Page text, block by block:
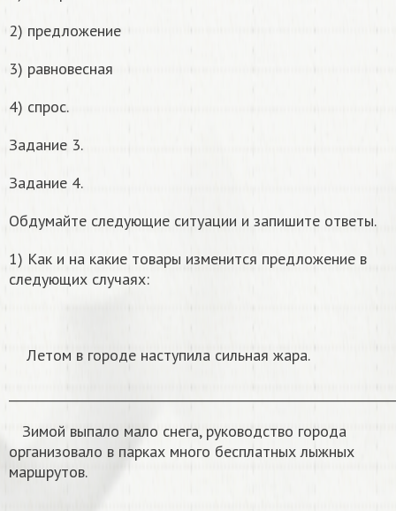
2) предложение
3) равновесная
4) спрос.
Задание 3.
Задание 4.
Обдумайте следующие ситуации и запишите ответы.
1) Как и на какие товары изменится предложение в
следующих случаях:
Летом в городе наступила сильная жара.
Зимой выпало мало снега, руководство города
организовало в парках много бесплатных лыжных
маршрутов.